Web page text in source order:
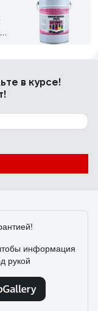
краску,
быстрее.
в курсе!
информация
рукой